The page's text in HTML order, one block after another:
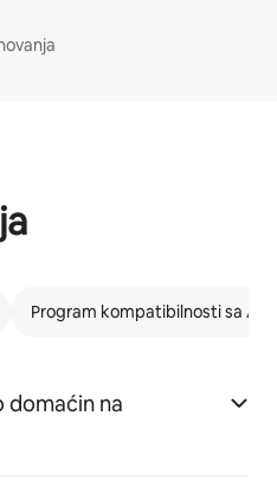
Program kompatibilnosti sa
domaćin na